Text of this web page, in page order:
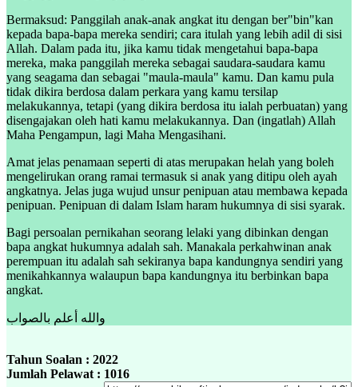
Bermaksud: Panggilah anak-anak angkat itu dengan ber"bin"kan
kepada bapa-bapa mereka sendiri; cara itulah yang lebih adil di sisi
Allah. Dalam pada itu, jika kamu tidak mengetahui bapa-bapa
mereka, maka panggilah mereka sebagai saudara-saudara kamu
yang seagama dan sebagai "maula-maula" kamu. Dan kamu pula
tidak dikira berdosa dalam perkara yang kamu tersilap
melakukannya, tetapi (yang dikira berdosa itu ialah perbuatan) yang
disengajakan oleh hati kamu melakukannya. Dan (ingatlah) Allah
Maha Pengampun, lagi Maha Mengasihani.
Amat jelas penamaan seperti di atas merupakan helah yang boleh
mengelirukan orang ramai termasuk si anak yang ditipu oleh ayah
angkatnya. Jelas juga wujud unsur penipuan atau membawa kepada
penipuan. Penipuan di dalam Islam haram hukumnya di sisi syarak.
Bagi persoalan pernikahan seorang lelaki yang dibinkan dengan
bapa angkat hukumnya adalah sah. Manakala perkahwinan anak
perempuan itu adalah sah sekiranya bapa kandungnya sendiri yang
menikahkannya walaupun bapa kandungnya itu berbinkan bapa
angkat.
والله أعلم بالصواب
Tahun Soalan : 2022
Jumlah Pelawat : 1016